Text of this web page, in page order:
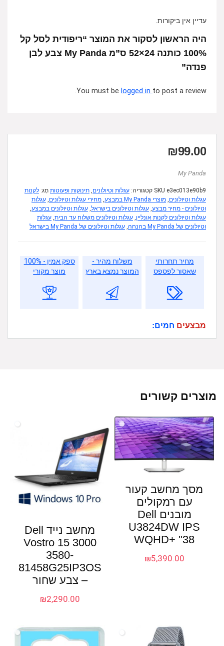
עדיין אין ביקורות.
היה הראשון לסקור את המוצר “ריפודית לסל קל
100% כותנה 24×52 ס”מ My Panda צבע לבן
פנדה”
You must be logged in to post a review.
₪99.00
My Panda
SKU e3ec013e90b9 קטגוריה: עגלות וטיולונים, תינוקות ופעוטות תָג: לקנות
עגלות וטיולונים, מוצרי My Panda במבצע , מחירי עגלות וטיולונים, עגלות
וטיולונים - מחיר מבצע, עגלות וטיולונים בישראל, עגלות וטיולונים במבצע,
עגלות וטיולונים לקנות אונליין, עגלות וטיולונים משלוח עד הבית, עגלות
וטיולונים של My Panda בהנחה
, עגלות וטיולונים של My Panda בישראל
מחיר תחרותי
שאסור לפספס
משלוח מהיר -
המוצר נמצא בארץ
ספק אמין - 100%
מוצר מקורי
מבצעים חמים:
מוצרים קשורים
מסך מחשב קעור
עם רמקולים
מובנים Dell
U3824DW IPS
WQHD+ "38
₪5,390.00
מחשב נייד Dell
Vostro 15 3000
3580-
81458G25IP3OS
– צבע שחור
₪2,290.00